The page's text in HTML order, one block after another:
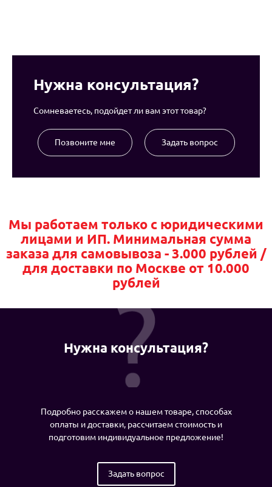
Нужна консультация?
Сомневаетесь, подойдет ли вам этот товар?
Позвоните мне Задать вопрос
Мы работаем только с юридическими
лицами и ИП. Минимальная сумма
заказа для самовывоза - 3.000 рублей /
для доставки по Москве от 10.000
рублей
Нужна консультация?
Подробно расскажем о нашем товаре, способах
оплаты и доставки, рассчитаем стоимость и
подготовим индивидуальное предложение!
Задать вопрос